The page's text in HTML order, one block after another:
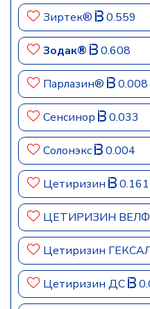
Зиртек® 0.559
Зодак® 0.608
Парлазин® 0.008
Сенсинор 0.033
Солонэкс 0.004
Цетиризин 0.161
ЦЕТИРИЗИН
Цетиризин
Цетиризин ДС